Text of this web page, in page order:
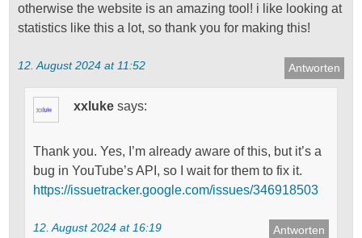
otherwise the website is an amazing tool! i like looking at
statistics like this a lot, so thank you for making this!
Antworten
12. August 2024 at 11:52
xxluke says:
Thank you. Yes, I’m already aware of this, but it’s a
bug in YouTube’s API, so I wait for them to fix it.
https://issuetracker.google.com/issues/346918503
Antworten
12. August 2024 at 16:19